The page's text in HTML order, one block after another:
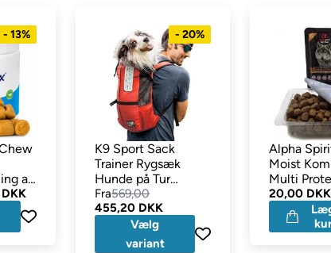
- 13%
af
- 20%
K9 Sport Sack
Trainer Rygsæk
Hunde på Tur
KORAL
Fra569,00
455,20 DKK
Vælg
variant
Alpha
Moist
Multi
200 gram
20,00 DKK